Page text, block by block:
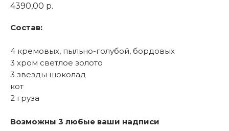
4390,00 р.
Состав:
4 кремовых, пыльно-голубой, бордовых
3 хром светлое золото
3 звезды шоколад
кот
2 груза
Возможны 3 любые ваши надписи